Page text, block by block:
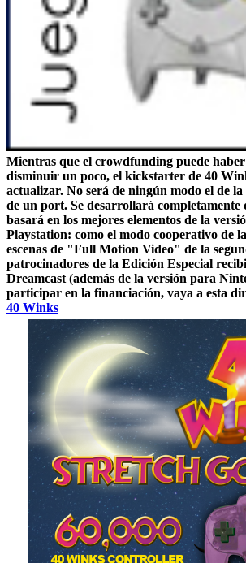
Mientras que el crowdfunding puede haber
disminuir un poco, el kickstarter de 40
actualizar. No será de ningún modo el de
de un port. Se desarrollará completamente
basará en los mejores elementos de la
Playstation: como el modo cooperativo de
escenas de "Full Motion Video" de la
patrocinadores de la Edición Especial
Dreamcast (además de la versión para
participar en la financiación, vaya a esta
40 Winks